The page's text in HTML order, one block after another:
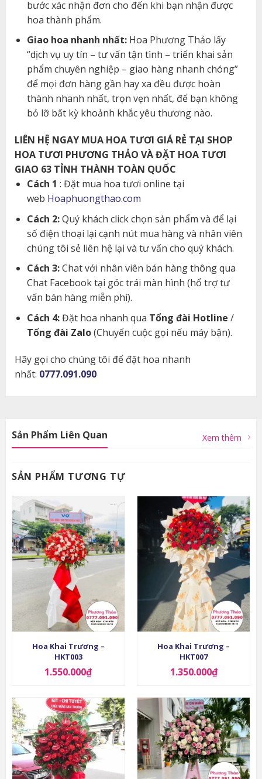
bước xác nhận đơn cho đến khi bạn nhận được
hoa thành phẩm.
Giao hoa nhanh nhất:Hoa Phương Thảo lấy
“dịch vụ uy tín – tư vấn tận tình – triển khai sản
phẩm chuyên nghiệp – giao hàng nhanh chóng”
để mọi đơn hàng gần hay xa đều được hoàn
thành nhanh nhất, trọn vẹn nhất, để bạn không
bỏ lỡ bất kỳ khoảnh khắc yêu thương nào.
LIÊN HỆ NGAY MUA HOA TƯƠI GIÁ RẺ TẠI SHOP
HOA TƯƠI PHƯƠNG THẢO VÀ ĐẶT HOA TƯƠI
GIAO 63 TỈNH THÀNH TOÀN QUỐC
Cách 1 : Đặt mua hoa tươi online tại
web Hoaphuongthao.com
Cách 2:Quý khách click chọn sản phẩm và để lại
số điện thoại lại cạnh nút mua hàng và nhân viên
chúng tôi sẻ liên hệ lại và tư vấn cho quý khách.
Cách 3:Chat với nhân viên bán hàng thông qua
Chat Facebook tại góc trái màn hình (hổ trợ tư
vấn bán hàng miễn phí).
Cách 4:Đặt hoa nhanh qua Tổng đài Hotline /
Tổng đài Zalo(Chuyển cuộc gọi nếu máy bận).
Hãy gọi cho chúng tôi để đặt hoa nhanh
nhất: 0777.091.090
Sản Phẩm Liên Quan Xem thêm
SẢN PHẨM TƯƠNG TỰ
Hoa Khai Trương –
HKT003
1.550.000₫
Hoa Khai Trương –
HKT007
1.350.000₫